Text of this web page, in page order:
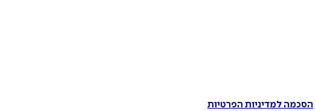
הסכמה למדיניות הפרטיות